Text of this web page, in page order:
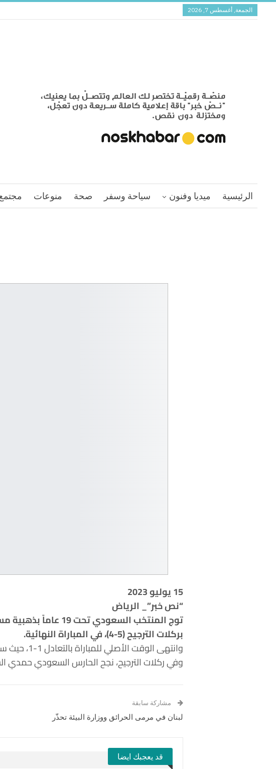
الجمعة, أغسطس 7, 2026
الرئيسية ميديا وفنون سياحة وسفر صحة منوعات
15 يوليو 2023
“نص خبر”_ الرياض
توج المنتخب
بركلات الترجيح (5-4)، في المباراة النهائية.
وانتهى الوقت الأصلي للمباراة بالتعادل 1-1، حيث سجّل للسعودية صهيب أيمن في الدقيقة 11، وأدرك مارديك مارديكيان هدف التعادل لسوريا في الدقيقة 45.
وفي ركلات الترجيح، نجح الحارس السعودي حمدي
مشاركة سابقة
لبنان في مرمى الحرائق ووزارة البيئة تحذّر
قد يعجبك ايضا